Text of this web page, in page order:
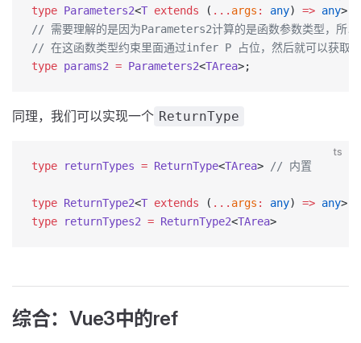
type Parameters2<T extends ( ... args : any) => any>
// 需要理解的是因为Parameters2计算的是函数参数类型，所以
// 在这函数类型约束里面通过infer P 占位，然后就可以获取
type params2 = Parameters2<TArea>;
同理，我们可以实现一个 ReturnType
ts
type returnTypes = ReturnType<TArea> // 内置
type ReturnType2<T extends ( ... args : any) => any>
type returnTypes2 = ReturnType2<TArea>
综合：Vue3中的ref